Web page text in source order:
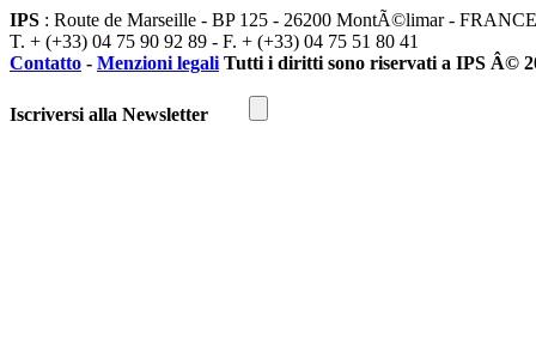
IPS : Route de Marseille - BP 125 - 26200 MontÃ©limar - FRANCE
T. + (+33) 04 75 90 92 89 - F. + (+33) 04 75 51 80 41
Contatto - Menzioni legali Tutti i diritti sono riservati a IPS Â©
Iscriversi alla Newsletter